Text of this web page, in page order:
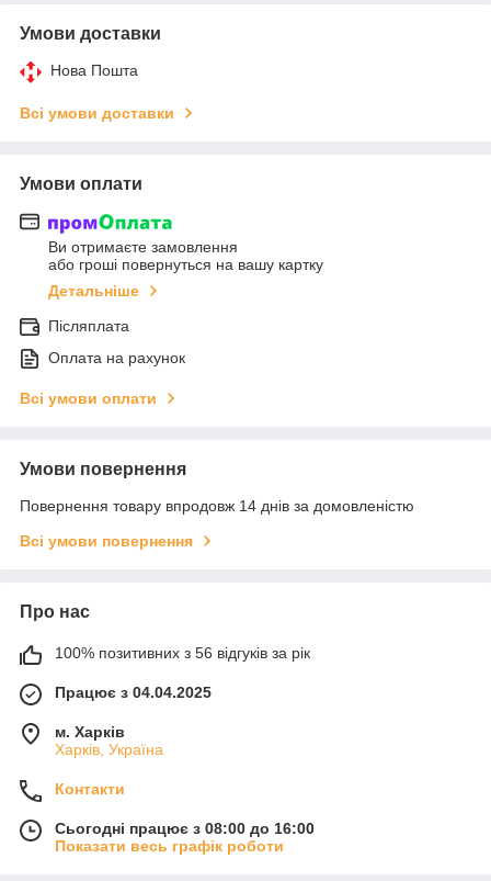
Умови доставки
Нова Пошта
Всі умови доставки
Умови оплати
Ви отримаєте замовлення
або гроші повернуться на вашу картку
Детальніше
Післяплата
Оплата на рахунок
Всі умови оплати
Умови повернення
Повернення товару впродовж 14 днів за домовленістю
Всі умови повернення
Про нас
100% позитивних з 56 відгуків за рік
Працює з 04.04.2025
м. Харків
Харків, Україна
Контакти
Сьогодні працює з 08:00 до 16:00
Показати весь графік роботи